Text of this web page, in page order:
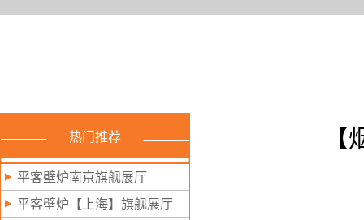
热门推荐
平客壁炉南京旗舰展厅
平客壁炉【上海】旗舰展厅